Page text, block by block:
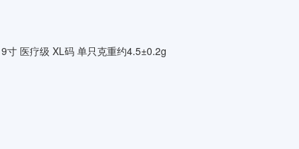
9寸 医疗级 XL码 单只克重约4.5±0.2g